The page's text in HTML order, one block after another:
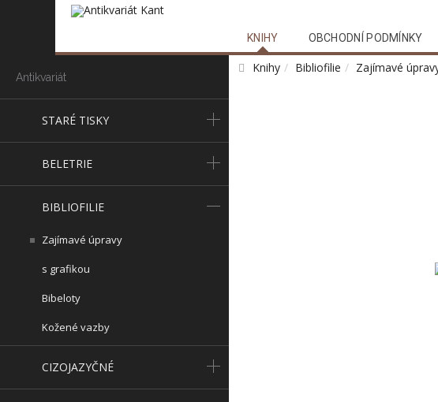
KNIHY OBCHODNÍ PODMÍNKY
Antikvariát
STARÉ TISKY
BELETRIE
BIBLIOFILIE
Zajímavé úpravy
s grafikou
Bibeloty
Kožené vazby
CIZOJAZYČNÉ
Knihy Bibliofilie Zajímavé